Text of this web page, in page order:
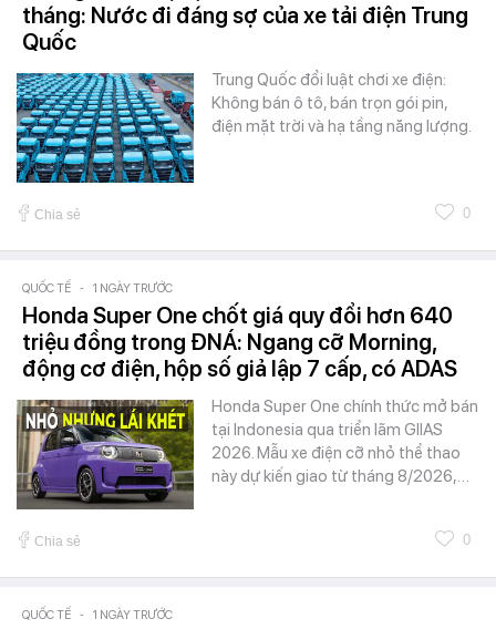
tháng: Nước đi đáng sợ của xe tải điện Trung
Quốc
Trung Quốc đổi luật chơi xe điện:
Không bán ô tô, bán trọn gói pin,
điện mặt trời và hạ tầng năng lượng.
Chia sẻ 0
QUỐC TẾ - 1 NGÀY TRƯỚC
Honda Super One chốt giá quy đổi hơn 640
triệu đồng trong ĐNÁ: Ngang cỡ Morning,
động cơ điện, hộp số giả lập 7 cấp, có ADAS
Honda Super One chính thức mở bán
tại Indonesia qua triển lãm GIIAS
2026. Mẫu xe điện cỡ nhỏ thể thao
này dự kiến giao từ tháng 8/2026,…
Chia sẻ 0
QUỐC TẾ - 1 NGÀY TRƯỚC